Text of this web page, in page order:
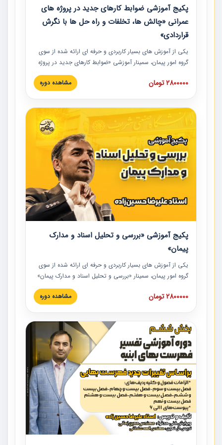
پکیج آموزشی ضوابط کارهای جدید در پروژه های
عمرانی «چالش ها، تخلفات و راه حل ها با نگرش
قراردادی»
یکی از آموزش‏‏‏‏‏‏ های بسیار کاربردی و حرفه‏ ای ارائه شده از سوی
گروه امور پیمان، سمینار آموزشی «ضوابط کارهای جدید در پروژه
های عمرانی» چالش ها، تخلفات و راه حل ها با نگرش قراردادی
است که در محل سندیکای شرکت های ساختمانی کشور ارائه شد.
مدارک پیمان به همراه تجربیات عملی ارائه شده است.
2800000 تومان مشاهده دوره
پکیج آموزشی «بررسی و تحلیل اسناد و مدارک
پیمان»
یکی از آموزش‏‏‏‏‏‏ های بسیار کاربردی و حرفه‏ ای ارائه شده از سوی
گروه امور پیمان، سمینار «بررسی و تحلیل اسناد و مدارک پیمان»
است که در دانشگاه صنعتی شریف ارائه شد. در این آموزش
نکات کلیدی مربوط به اسناد و مدارک پیمان، اولویت بندی اسناد
پیمان به همراه تجربیات عملی در این خصوص ارائه شده است.
2800000 تومان مشاهده دوره